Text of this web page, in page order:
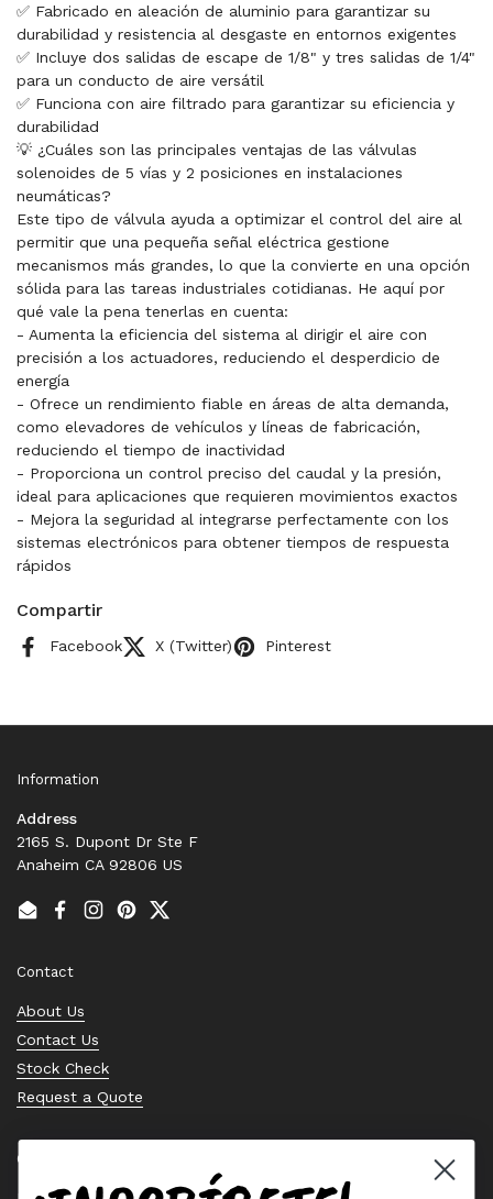
✅ Fabricado en aleación de aluminio para garantizar su
durabilidad y resistencia al desgaste en entornos exigentes
✅ Incluye dos salidas de escape de 1/8" y tres salidas de 1/4"
para un conducto de aire versátil
✅ Funciona con aire filtrado para garantizar su eficiencia y
durabilidad
💡 ¿Cuáles son las principales ventajas de las válvulas
solenoides de 5 vías y 2 posiciones en instalaciones
neumáticas?
Este tipo de válvula ayuda a optimizar el control del aire al
permitir que una pequeña señal eléctrica gestione
mecanismos más grandes, lo que la convierte en una opción
sólida para las tareas industriales cotidianas. He aquí por
qué vale la pena tenerlas en cuenta:
- Aumenta la eficiencia del sistema al dirigir el aire con
precisión a los actuadores, reduciendo el desperdicio de
energía
- Ofrece un rendimiento fiable en áreas de alta demanda,
como elevadores de vehículos y líneas de fabricación,
reduciendo el tiempo de inactividad
- Proporciona un control preciso del caudal y la presión,
ideal para aplicaciones que requieren movimientos exactos
- Mejora la seguridad al integrarse perfectamente con los
sistemas electrónicos para obtener tiempos de respuesta
rápidos
Compartir
Facebook X (Twitter) Pinterest
Information
Address
2165 S. Dupont Dr Ste F
Anaheim CA 92806 US
EmailFacebook
Instagram
PinterestTwitter
Contact
About Us
Contact Us
Stock Check
Request a Quote
Quick links